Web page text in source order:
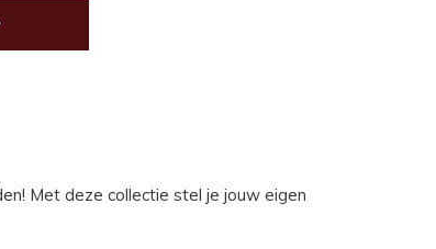
Met deze collectie stel je jouw eigen